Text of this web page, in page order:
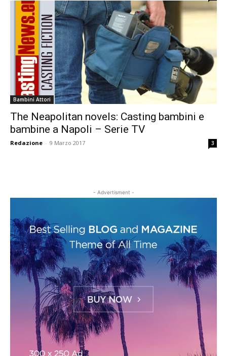
Bambini Attori
The Neapolitan novels: Casting bambini e
bambine a Napoli – Serie TV
Redazione - 9 Marzo 2017 3
- Advertisment -